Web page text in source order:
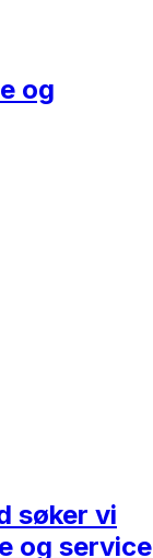
og
søker vi
og service